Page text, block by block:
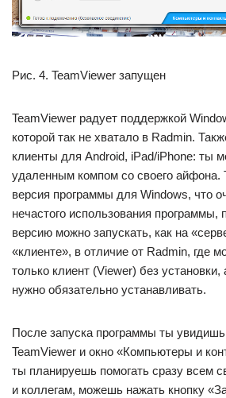
Рис. 4. TeamViewer запущен
TeamViewer радует поддержкой
которой так не хватало в Radmin.
клиенты для Android, iPad/iPhone: ты
удаленным компом со своего айфона.
версия программы для Windows, что
нечастого использования программы,
версию можно запускать, как на
«клиенте», в отличие от Radmin, где
только клиент (Viewer) без
нужно обязательно устанавливать.
После запуска программы ты увидишь
TeamViewer и окно «Компьютеры и
ты планируешь помогать сразу всем
и коллегам, можешь нажать кнопку